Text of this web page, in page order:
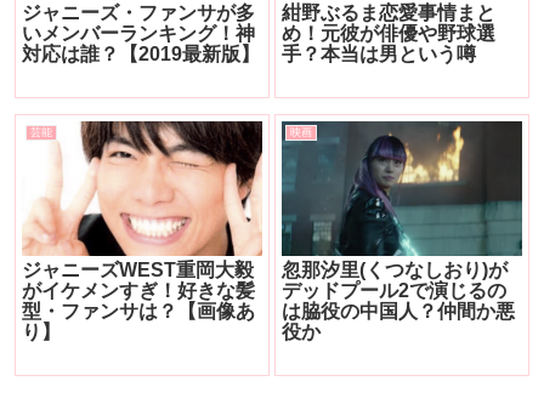
ジャニーズ・ファンサが多
いメンバーランキング！神
対応は誰？【2019最新版】
紺野ぶるま恋愛事情まと
め！元彼が俳優や野球選
手？本当は男という噂
芸能
ジャニーズWEST重岡大毅
がイケメンすぎ！好きな髪
型・ファンサは？【画像あ
り】
映画
忽那汐里(くつなしおり)が
デッドプール2で演じるの
は脇役の中国人？仲間か悪
役か